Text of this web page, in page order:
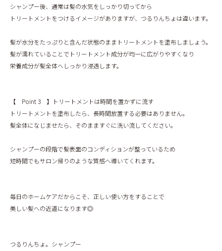
シャンプー後、通常は髪の水気をしっかり切ってから
トリートメントをつけるイメージがありますが、つるりんちょは違います。
髪が水分をたっぷりと含んだ状態のままトリートメントを塗布しましょう。
髪が濡れていることでトリートメント成分が均一に広がりやすくなり
栄養成分が髪全体へしっかり浸透します。
【 Point 3 】トリートメントは時間を置かずに流す
トリートメントを塗布したら、長時間放置する必要はありません。
髪全体になじませたら、そのまますぐに洗い流してください。
シャンプーの段階で髪表面のコンディションが整っているため
短時間でもサロン帰りのような質感へ導いてくれます。
毎日のホームケアだからこそ、正しい使い方をすることで
美しい髪への近道になります◎
つるりんちょ。シャンプー